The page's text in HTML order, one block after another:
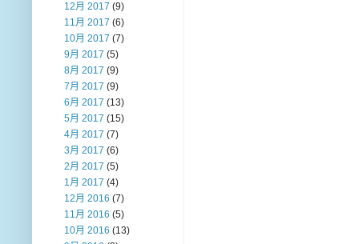
12月 2017 (9)
11月 2017 (6)
10月 2017 (7)
9月 2017 (5)
8月 2017 (9)
7月 2017 (9)
6月 2017 (13)
5月 2017 (15)
4月 2017 (7)
3月 2017 (6)
2月 2017 (5)
1月 2017 (4)
12月 2016 (7)
11月 2016 (5)
10月 2016 (13)